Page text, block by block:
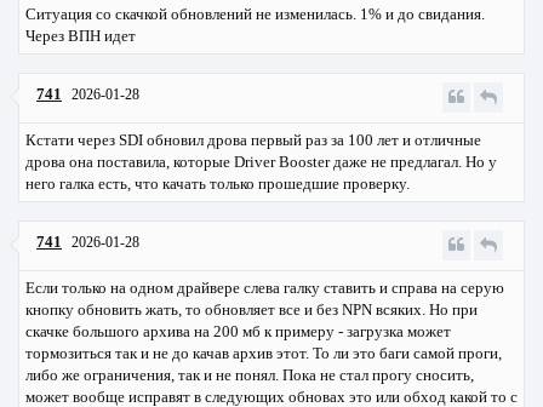
Ситуация со скачкой обновлений не изменилась. 1% и до свидания.
Через ВПН идет
741 2026-01-28
Кстати через SDI обновил дрова первый раз за 100 лет и отличные
дрова она поставила, которые Driver Booster даже не предлагал. Но у
него галка есть, что качать только прошедшие проверку.
741 2026-01-28
Если только на одном драйвере слева галку ставить и справа на серую
кнопку обновить жать, то обновляет все и без NPN всяких. Но при
скачке большого архива на 200 мб к примеру - загрузка может
тормозиться так и не до качав архив этот. То ли это баги самой проги,
либо же ограничения, так и не понял. Пока не стал прогу сносить,
может вообще исправят в следующих обновах это или обход какой то с